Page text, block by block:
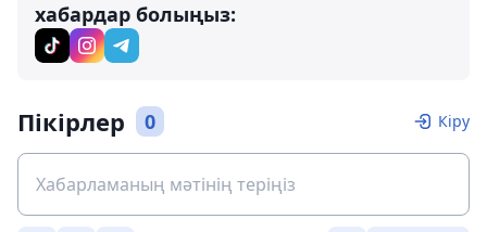
хабардар болыңыз:
Пікірлер 0 Кіру